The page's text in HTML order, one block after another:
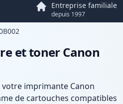
Entreprise familiale
depuis 1997
et toner Canon
imprimante Canon
de cartouches compatibles